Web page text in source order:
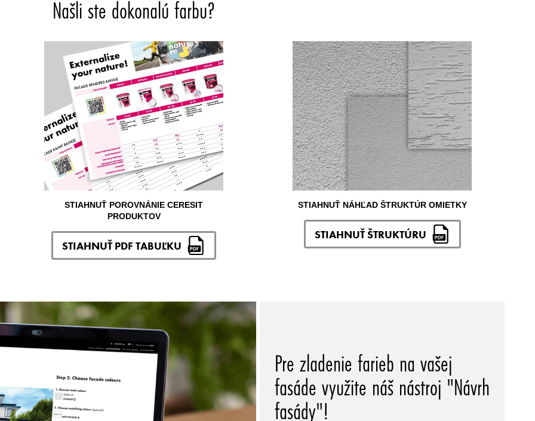
Našli ste dokonalú farbu?
STIAHNUŤ POROVNÁNIE CERESIT
PRODUKTOV
STIAHNUŤ PDF TABUĽKU
STIAHNUŤ NÁHĽAD ŠTRUKTÚR OMIETKY
STIAHNUŤ ŠTRUKTÚRU
Pre zladenie farieb na vašej
fasáde využite náš nástroj "Návrh
fasády"!